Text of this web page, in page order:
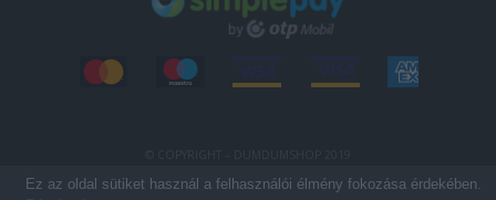
o
-
f
e r r
Ez az oldal sütiket használ a felhasználói élmény fokozása érdekében.